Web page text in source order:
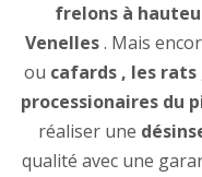
frelons à
Venelles. Mais
ou cafards , les rats
processionaires du
réaliser une
qualité avec une